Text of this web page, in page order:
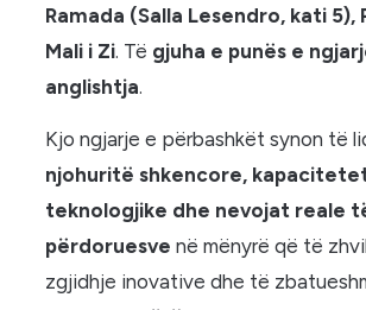
Ramada (Salla Lesendro, kati
Mali i Zi. Të gjuha e punës e
anglishtja.
Kjo ngjarje e përbashkët synon të
njohuritë shkencore,
teknologjike dhe nevojat reale
përdoruesve në mënyrë që të
zgjidhje inovative dhe të